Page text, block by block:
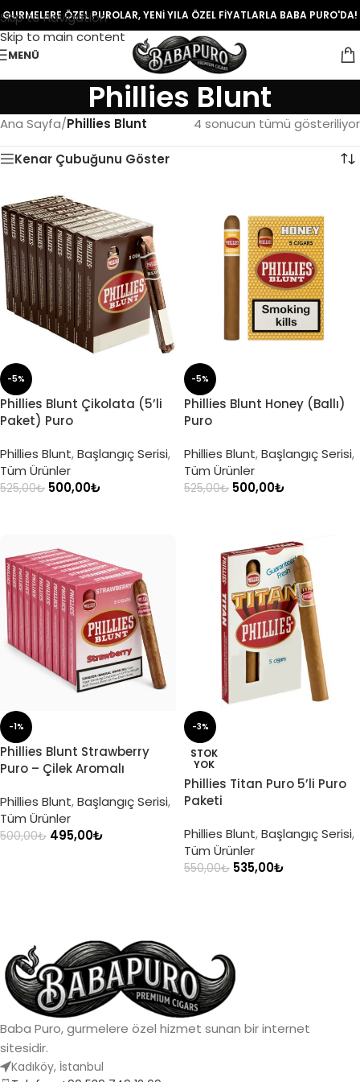
Skip to navigation
Skip to main content
GURMELERE ÖZEL PUROLAR, YENİ YILA ÖZEL FİYATLARLA BABA PURO'DA!
MENÜ
Phillies Blunt
Ana Sayfa/Phillies Blunt 4 sonucun tümü gösteriliyor
Kenar Çubuğunu Göster
-5%
Phillies Blunt Çikolata (5’li
Paket) Puro
Phillies Blunt,Başlangıç Serisi,
Tüm Ürünler
525,00₺ 500,00₺
-5%
Phillies Blunt Honey (Ballı)
Puro
Phillies Blunt,Başlangıç Serisi,
Tüm Ürünler
525,00₺ 500,00₺
-1%
Phillies Blunt Strawberry
Puro – Çilek Aromalı
Phillies Blunt,Başlangıç Serisi,
Tüm Ürünler
500,00₺ 495,00₺
-3%
STOK
YOK
Phillies Titan Puro 5’li Puro
Paketi
Phillies Blunt,Başlangıç Serisi,
Tüm Ürünler
550,00₺ 535,00₺
Baba Puro, gurmelere özel hizmet sunan bir internet
sitesidir.
Kadıköy, İstanbul